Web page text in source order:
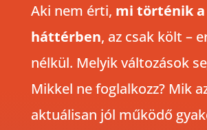
Aki nem érti, mi történik a
háttérben, az csak költ –
nélkül. Melyik változások
Mikkel ne foglalkozz? Mik
aktuálisan jól működő